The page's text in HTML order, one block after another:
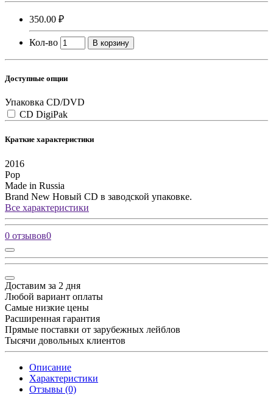
350.00 ₽
Кол-во В корзину
Доступные опции
Упаковка CD/DVD
CD DigiPak
Краткие характеристики
2016
Pop
Made in Russia
Brand New Новый CD в заводской упаковке.
Все характеристики
0 отзывов0
Доставим за 2 дня
Любой вариант оплаты
Самые низкие цены
Расширенная гарантия
Прямые поставки от зарубежных лейблов
Тысячи довольных клиентов
Описание
Характеристики
Отзывы (0)